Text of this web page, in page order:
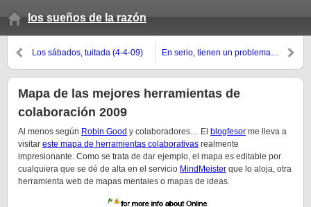
los sueños de la razón
Los sábados, tuitada (4-4-09) En serio, tienen un problema…
Mapa de las mejores herramientas de
colaboración 2009
Al menos según Robin Good y colaboradores… El blogfesor me lleva a
visitar este mapa de herramientas colaborativas realmente
impresionante. Como se trata de dar ejemplo, el mapa es editable por
cualquiera que se dé de alta en el servicio MindMeister que lo aloja, otra
herramienta web de mapas mentales o mapas de ideas.